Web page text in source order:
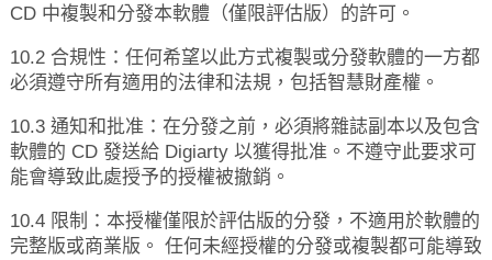
CD 中複製和分發本軟體（僅限評估版）的許可。
10.2 合規性：任何希望以此方式複製或分發軟體的一方都
必須遵守所有適用的法律和法規，包括智慧財產權。
10.3 通知和批准：在分發之前，必須將雜誌副本以及包含
軟體的 CD 發送給 Digiarty 以獲得批准。不遵守此要求可
能會導致此處授予的授權被撤銷。
10.4 限制：本授權僅限於評估版的分發，不適用於軟體的
完整版或商業版。 任何未經授權的分發或複製都可能導致